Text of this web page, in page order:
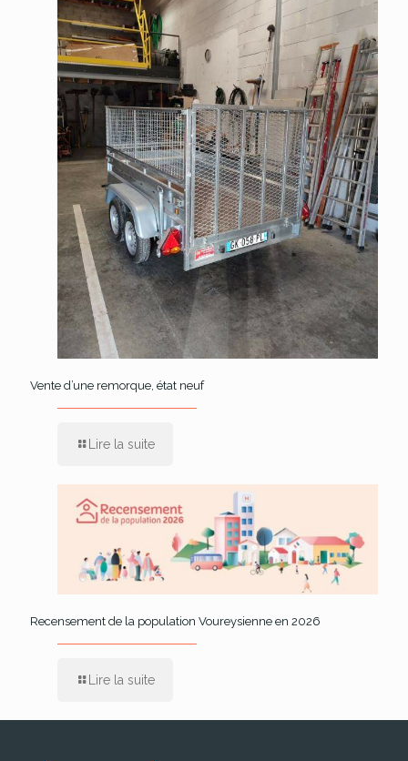
Vente d’une remorque, état neuf
Lire la suite
Recensement de la population Voureysienne en 2026
Lire la suite